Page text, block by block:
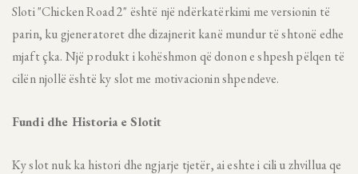
Sloti "Chicken Road 2" është një ndërkatërkimi me versionin të
parin, ku gjeneratoret dhe dizajnerit kanë mundur të shtonë edhe
mjaft çka. Një produkt i kohëshmon që donon e shpesh pëlqen të
cilën njollë është ky slot me motivacionin shpendeve.
Fundi dhe Historia e Slotit
Ky slot nuk ka histori dhe ngjarje tjetër, ai eshte i cili u zhvillua qe